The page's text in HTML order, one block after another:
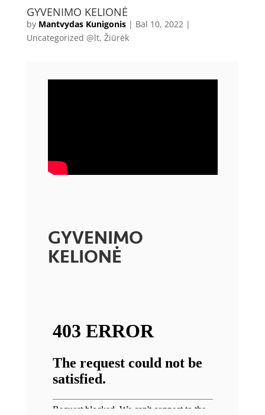
GYVENIMO KELIONĖ
by Mantvydas Kunigonis| Bal 10, 2022 |
Uncategorized @lt, Žiūrėk
GYVENIMO
KELIONĖ